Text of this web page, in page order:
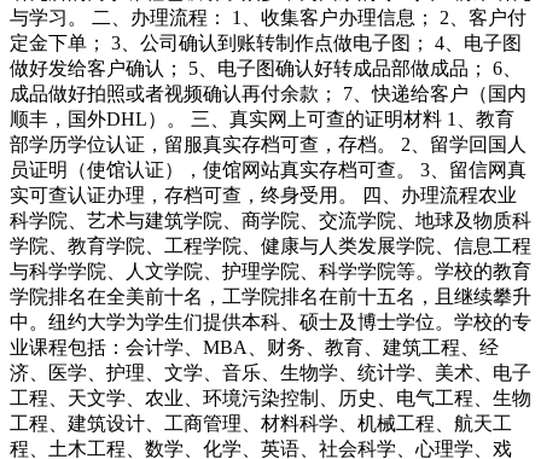
与学习。 二、办理流程： 1、收集客户办理信息； 2、客户付
定金下单； 3、公司确认到账转制作点做电子图； 4、电子图
做好发给客户确认； 5、电子图确认好转成品部做成品； 6、
成品做好拍照或者视频确认再付余款； 7、快递给客户（国内
顺丰，国外DHL）。 三、真实网上可查的证明材料 1、教育
部学历学位认证，留服真实存档可查，存档。 2、留学回国人
员证明（使馆认证），使馆网站真实存档可查。 3、留信网真
实可查认证办理，存档可查，终身受用。 四、办理流程农业
科学院、艺术与建筑学院、商学院、交流学院、地球及物质科
学院、教育学院、工程学院、健康与人类发展学院、信息工程
与科学学院、人文学院、护理学院、科学学院等。学校的教育
学院排名在全美前十名，工学院排名在前十五名，且继续攀升
中。纽约大学为学生们提供本科、硕士及博士学位。学校的专
业课程包括：会计学、MBA、财务、教育、建筑工程、经
济、医学、护理、文学、音乐、生物学、统计学、美术、电子
工程、天文学、农业、环境污染控制、历史、电气工程、生物
工程、建筑设计、工商管理、材料科学、机械工程、航天工
程、土木工程、数学、化学、英语、社会科学、心理学、戏